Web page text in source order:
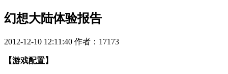
幻想大陆体验报告
2012-12-10 12:11:40 作者：17173
【游戏配置】